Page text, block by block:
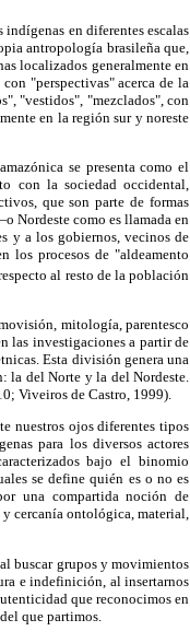
en diferentes escalas
antropología brasileña que,
localizados generalmente en
"perspectivas" acerca de la
"vestidos", "mezclados", con
en la región sur y noreste
se presenta como el
con la sociedad occidental,
que son parte de formas
Nordeste como es llamada en
y a los gobiernos, vecinos de
los procesos de "aldeamento
al resto de la población
mitología, parentesco
las investigaciones a partir de
Esta división genera una
la del Norte y la del Nordeste.
Viveiros de Castro, 1999).
nuestros ojos diferentes tipos
para los diversos actores
bajo el binomio
se define quién es o no es
una compartida noción de
cercanía ontológica, material,
buscar grupos y movimientos
e indefinición, al insertarnos
que reconocimos en
que partimos.